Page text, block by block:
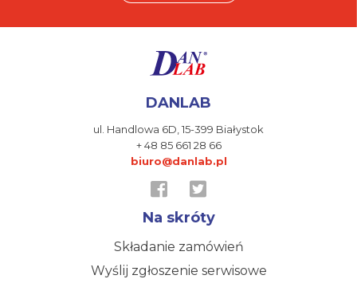
DANLAB
ul. Handlowa 6D,15-399 Białystok
+ 48 85 661 28 66
biuro@danlab.pl
Na skróty
Składanie zamówień
Wyślij zgłoszenie serwisowe